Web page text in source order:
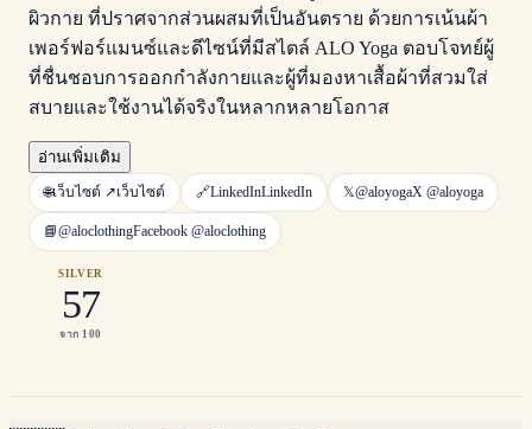
ผิวกาย ที่ปราศจากส่วนผสมที่เป็นอันตราย ด้วยการเน้นผ้า
เพอร์ฟอร์แมนซ์และดีไซน์ที่มีสไตล์ ALO Yoga ตอบโจทย์ผู้
ที่ชื่นชอบการออกกำลังกายและผู้ที่มองหาเสื้อผ้าที่สวมใส่
สบายและใช้งานได้จริงในหลากหลายโอกาส
อ่านเพิ่มเติม
🌐เว็บไซต์ ↗เว็บไซต์ 🔗LinkedInLinkedIn 𝕏@aloyogaX @aloyoga
📘@aloclothingFacebook @aloclothing
SILVER
57
จาก 100